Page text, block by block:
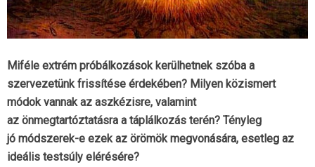
Miféle extrém próbálkozások kerülhetnek szóba a
szervezetünk frissítése érdekében? Milyen közismert
módok vannak az aszkézisre, valamint
az önmegtartóztatásra a táplálkozás terén? Tényleg
jó módszerek-e ezek az örömök megvonására, esetleg az
ideális testsúly elérésére?